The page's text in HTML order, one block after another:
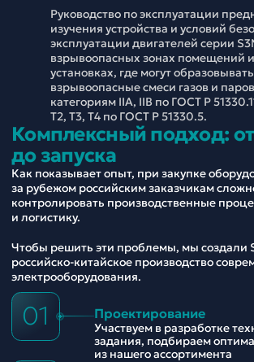
Руководство по эксплуатации
изучения устройства и условий
эксплуатации двигателей серии
взрывоопасных зонах помещений
установках, где могут
взрывоопасные смеси газов и
категориям IIА, IIВ по ГОСТ Р
Т2, T3, Т4 по ГОСТ Р 51330.5.
Комплексный подход:
до запуска
Как показывает опыт, при закупке
за рубежом российским заказчикам
контролировать производственные
и логистику.
Чтобы решить эти проблемы, мы создали
российско-китайское производство
электрооборудования.
01 Проектирование
Участвуем в разработке
задания, подбираем
из нашего ассортимента